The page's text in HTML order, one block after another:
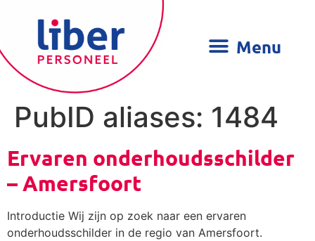
PubID aliases: 1484
Ervaren onderhoudsschilder
– Amersfoort
Introductie Wij zijn op zoek naar een ervaren
onderhoudsschilder in de regio van Amersfoort.